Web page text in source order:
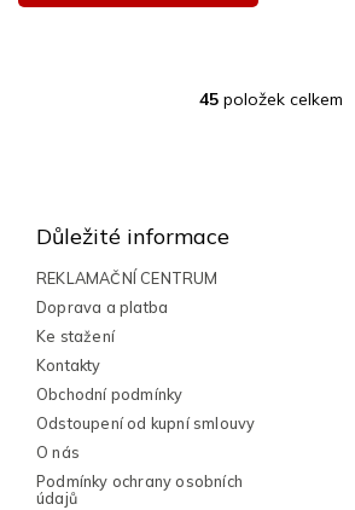
O
45položek celkem
Důležité informace
REKLAMAČNÍ CENTRUM
Doprava a platba
Ke stažení
Kontakty
Obchodní podmínky
Odstoupení od kupní smlouvy
O nás
Podmínky ochrany osobních
údajů